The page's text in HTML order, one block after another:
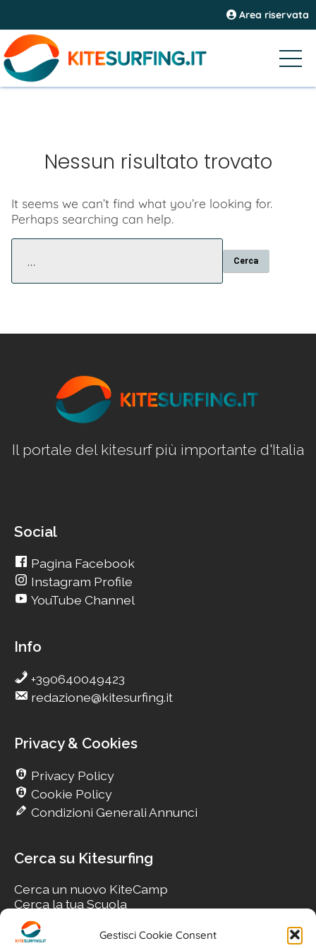
Gestisci Cookie Consent
Area riservata
Nessun risultato trovato
It seems we can’t find what you’re looking for.
Perhaps searching can help.
per:
Il portale del kitesurf più importante d'Italia
Social
Pagina Facebook
Instagram Profile
YouTube Channel
Info
+390640049423
redazione@kitesurfing.it
Privacy & Cookies
Privacy Policy
Cookie Policy
Condizioni Generali Annunci
Cerca su Kitesurfing
Cerca un nuovo KiteCamp
Cerca la tua Scuola
Cerca il tuo KiteSpot
Cerca Accommodation